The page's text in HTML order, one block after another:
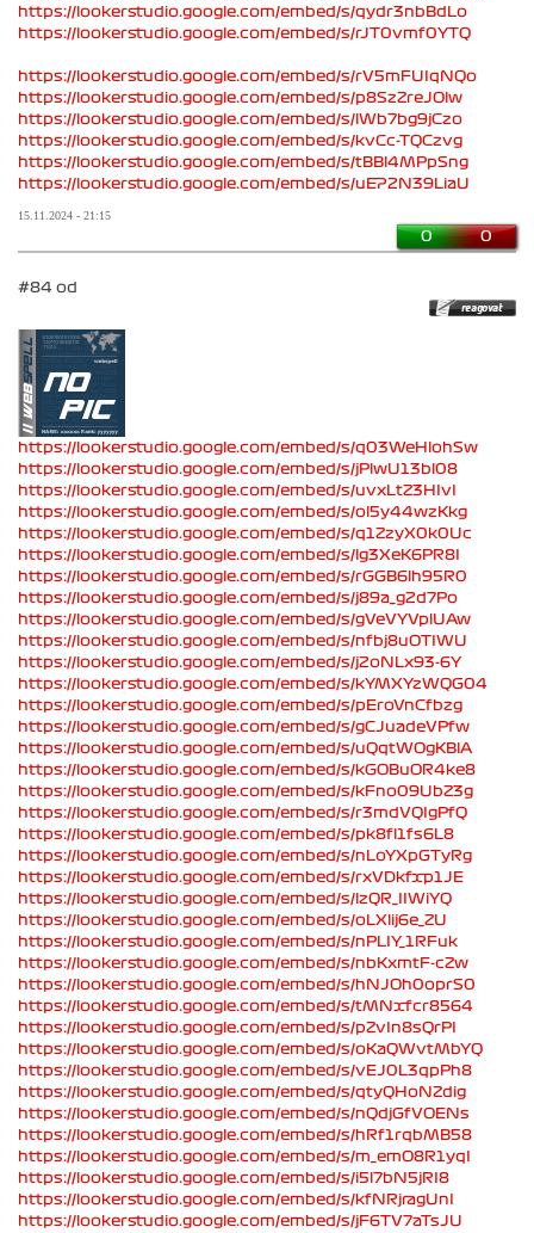
https://lookerstudio.google.com/embed/s/qydr3nbBdLo
https://lookerstudio.google.com/embed/s/rJT0vmf0YTQ
https://lookerstudio.google.com/embed/s/rV5mFUIqNQo
https://lookerstudio.google.com/embed/s/p8SzZreJOlw
https://lookerstudio.google.com/embed/s/lWb7bg9jCzo
https://lookerstudio.google.com/embed/s/kvCc-TQCzvg
https://lookerstudio.google.com/embed/s/tBBl4MPpSng
https://lookerstudio.google.com/embed/s/uEP2N39LiaU
15.11.2024 - 21:15
0 0
#84 od
https://lookerstudio.google.com/embed/s/q03WeHlohSw
https://lookerstudio.google.com/embed/s/jPlwU13bl08
https://lookerstudio.google.com/embed/s/uvxLtZ3HIvI
https://lookerstudio.google.com/embed/s/ol5y44wzKkg
https://lookerstudio.google.com/embed/s/q1ZzyX0k0Uc
https://lookerstudio.google.com/embed/s/lg3XeK6PR8I
https://lookerstudio.google.com/embed/s/rGGB6lh95R0
https://lookerstudio.google.com/embed/s/j89a_g2d7Po
https://lookerstudio.google.com/embed/s/gVeVYVplUAw
https://lookerstudio.google.com/embed/s/nfbj8uOTIWU
https://lookerstudio.google.com/embed/s/j2oNLx93-6Y
https://lookerstudio.google.com/embed/s/kYMXYzWQG04
https://lookerstudio.google.com/embed/s/pEroVnCfbzg
https://lookerstudio.google.com/embed/s/gCJuadeVPfw
https://lookerstudio.google.com/embed/s/uQqtWOgKBlA
https://lookerstudio.google.com/embed/s/kGOBuOR4ke8
https://lookerstudio.google.com/embed/s/kFno09UbZ3g
https://lookerstudio.google.com/embed/s/r3mdVQIgPfQ
https://lookerstudio.google.com/embed/s/pk8fl1fs6L8
https://lookerstudio.google.com/embed/s/nLoYXpGTyRg
https://lookerstudio.google.com/embed/s/rxVDkfxp1JE
https://lookerstudio.google.com/embed/s/lzQR_IIWiYQ
https://lookerstudio.google.com/embed/s/oLXlij6e_ZU
https://lookerstudio.google.com/embed/s/nPLIY_1RFuk
https://lookerstudio.google.com/embed/s/nbKxmtF-cZw
https://lookerstudio.google.com/embed/s/hNJOh0oprS0
https://lookerstudio.google.com/embed/s/tMNxfcr8564
https://lookerstudio.google.com/embed/s/pZvIn8sQrPI
https://lookerstudio.google.com/embed/s/oKaQWvtMbYQ
https://lookerstudio.google.com/embed/s/vEJ0L3qpPh8
https://lookerstudio.google.com/embed/s/qtyQHoNZdig
https://lookerstudio.google.com/embed/s/nQdjGfVOENs
https://lookerstudio.google.com/embed/s/hRf1rqbMB58
https://lookerstudio.google.com/embed/s/m_emO8R1yqI
https://lookerstudio.google.com/embed/s/i5l7bN5jRI8
https://lookerstudio.google.com/embed/s/kfNRjragUnI
https://lookerstudio.google.com/embed/s/jF6TV7aTsJU